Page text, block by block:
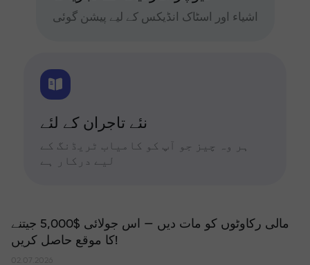
اشیاء اور اسٹاک انڈیکس کے لیے پیشن گوئی
نئے تاجران کے لئے
ہر وہ چیز جو آپ کو کامیاب ٹریڈنگ کے
لیے درکار ہے
مالی رکاوٹوں کو مات دیں — اس جولائی $5,000 جیتنے
کا موقع حاصل کریں!
02.07.2026